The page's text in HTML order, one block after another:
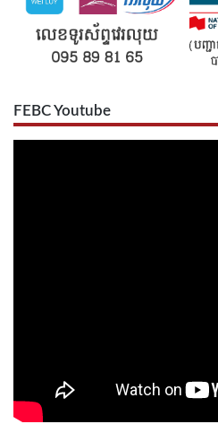
FEBC Youtube